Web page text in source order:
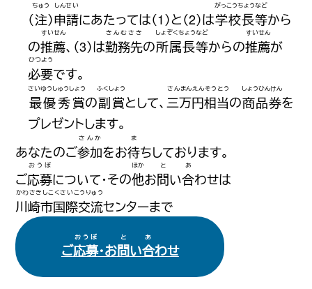
（注
ちゅう
）申請
しんせい
にあたっては（1）と（2）は学校長等
がっこうちょうなど
から
の推薦
すいせん
、（3）は勤務先
きんむさき
の所属長等
しょぞくちょうなど
からの推薦
すいせん
が
必要
ひつよう
です。
最優秀賞
さいゆうしゅうしょう
の副賞
ふくしょう
として、三万円相当
さんまんえんそうとう
の商品券
しょうひんけん
を
プレゼントします。
あなたのご参加
さんか
をお待
ま
ちしております。
ご応募
おうぼ
について・その他
ほか
お問
と
い合
あ
わせは
川崎市国際交流
かわさきしこくさいこうりゅう
センターまで
ご応募
おうぼ
・お問
と
い合
あ
わせ